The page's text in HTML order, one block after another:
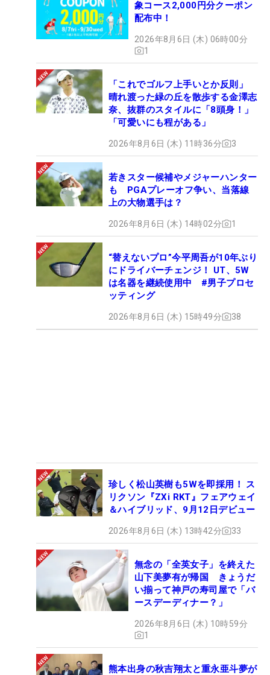
象コース2,000円分クーポン
配布中！
2026年8月6日 (木) 06時00分
1
「これでゴルフ上手いとか反則」
晴れ渡った緑の丘を散歩する金澤志
奈、抜群のスタイルに「8頭身！」
「可愛いにも程がある」
2026年8月6日 (木) 11時36分 3
若きスター候補やメジャーハンター
も PGAプレーオフ争い、当落線
上の大物選手は？
2026年8月6日 (木) 14時02分 1
“替えないプロ”今平周吾が10年ぶり
にドライバーチェンジ！ UT、5W
は名器を継続使用中 #男子プロセ
ッティング
2026年8月6日 (木) 15時49分 38
珍しく松山英樹も5Wを即採用！ ス
リクソン『ZXi RKT』フェアウェイ
＆ハイブリッド、9月12日デビュー
2026年8月6日 (木) 13時42分 33
無念の「全英女子」を終えた
山下美夢有が帰国 きょうだ
い揃って神戸の寿司屋で「バ
ースデーディナー？」
2026年8月6日 (木) 10時59分
1
熊本出身の秋吉翔太と重永亜斗夢が